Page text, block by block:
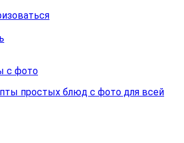
с фото
простых блюд с фото для всей